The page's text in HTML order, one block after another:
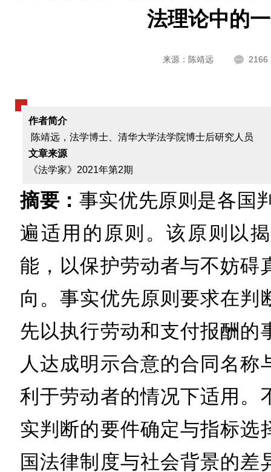
法理论中的
来源：陈靖远 2166
作者简介
陈靖远，法学博士、清华大学法学院博士后研究人员
文章来源
《法学家》2021年第2期
摘要： 事实优先原则是各国
遍适用的原则。该原则以
能，以保护劳动者与不妨碍
向。事实优先原则要求在判
先以执行劳动和支付报酬的
人达成明示合意的合同名
利于劳动者的情况下适用。
实判断的要件确定与指标选
国法律制度与社会背景的